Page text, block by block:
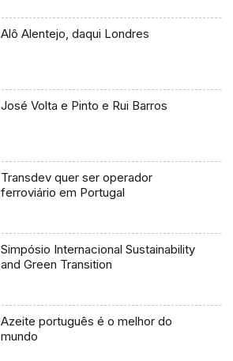
Alô Alentejo, daqui Londres
José Volta e Pinto e Rui Barros
Transdev quer ser operador
ferroviário em Portugal
Simpósio Internacional Sustainability
and Green Transition
Azeite português é o melhor do
mundo